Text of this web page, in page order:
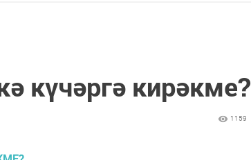
күчәргә кирәкме?
1159